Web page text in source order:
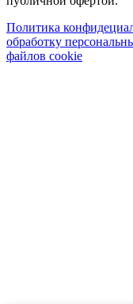
Политика
обработку
файлов cookie